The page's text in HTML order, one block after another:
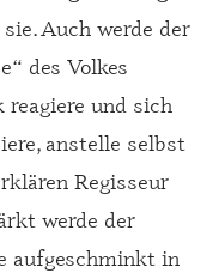
Auch werde der
des Volkes
und sich
anstelle selbst
Regisseur
werde der
aufgeschminkt in